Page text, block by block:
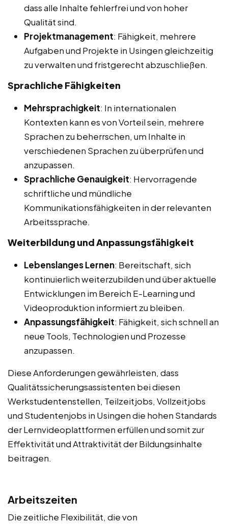
dass alle Inhalte fehlerfrei und von hoher
Qualität sind.
Projektmanagement: Fähigkeit, mehrere
Aufgaben und Projekte in Usingen gleichzeitig
zu verwalten und fristgerecht abzuschließen.
Sprachliche Fähigkeiten
Mehrsprachigkeit: In internationalen
Kontexten kann es von Vorteil sein, mehrere
Sprachen zu beherrschen, um Inhalte in
verschiedenen Sprachen zu überprüfen und
anzupassen.
Sprachliche Genauigkeit: Hervorragende
schriftliche und mündliche
Kommunikationsfähigkeiten in der relevanten
Arbeitssprache.
Weiterbildung und Anpassungsfähigkeit
Lebenslanges Lernen: Bereitschaft, sich
kontinuierlich weiterzubilden und über aktuelle
Entwicklungen im Bereich E-Learning und
Videoproduktion informiert zu bleiben.
Anpassungsfähigkeit: Fähigkeit, sich schnell an
neue Tools, Technologien und Prozesse
anzupassen.
Diese Anforderungen gewährleisten, dass
Qualitätssicherungsassistenten bei diesen
Werkstudentenstellen, Teilzeitjobs, Vollzeitjobs
und Studentenjobs in Usingen die hohen Standards
der Lernvideoplattformen erfüllen und somit zur
Effektivität und Attraktivität der Bildungsinhalte
beitragen.
Arbeitszeiten
Die zeitliche Flexibilität, die von